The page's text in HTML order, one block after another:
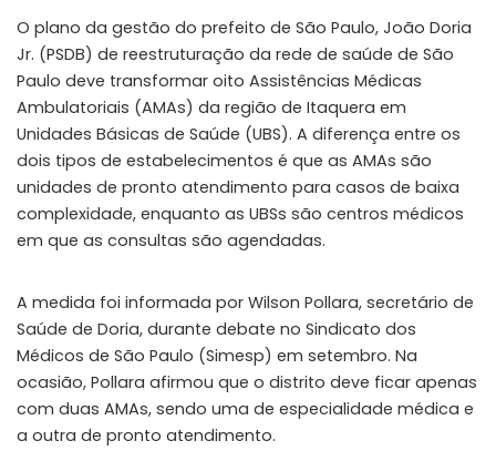
O plano da gestão do prefeito de São Paulo, João Doria
Jr. (PSDB) de reestruturação da rede de saúde de São
Paulo deve transformar oito Assistências Médicas
Ambulatoriais (AMAs) da região de Itaquera em
Unidades Básicas de Saúde (UBS). A diferença entre os
dois tipos de estabelecimentos é que as AMAs são
unidades de pronto atendimento para casos de baixa
complexidade, enquanto as UBSs são centros médicos
em que as consultas são agendadas.
A medida foi informada por Wilson Pollara, secretário de
Saúde de Doria, durante debate no Sindicato dos
Médicos de São Paulo (Simesp) em setembro. Na
ocasião, Pollara afirmou que o distrito deve ficar apenas
com duas AMAs, sendo uma de especialidade médica e
a outra de pronto atendimento.